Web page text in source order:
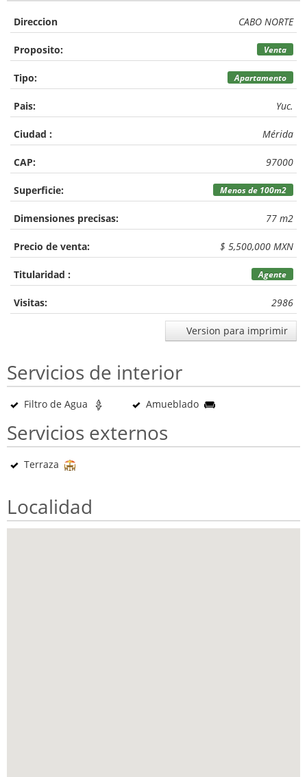
Direccion CABO NORTE
Proposito: Venta
Tipo: Apartamento
Pais: Yuc.
Ciudad : Mérida
CAP: 97000
Superficie: Menos de 100m2
Dimensiones precisas: 77 m2
Precio de venta: $ 5,500,000 MXN
Titularidad : Agente
Visitas: 2986
Version para imprimir
Servicios de interior
Filtro de Agua Amueblado
Servicios externos
Terraza
Localidad